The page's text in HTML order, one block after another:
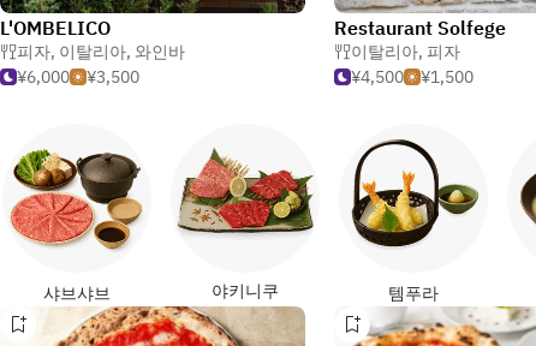
L'OMBELICO
피자, 이탈리아, 와인바
¥6,000
¥3,500
Restaurant Solfege
이탈리아, 피자
¥4,500
¥1,500
샤브샤브 야키니쿠 템푸라